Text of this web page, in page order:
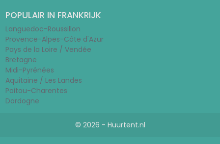
POPULAIR IN FRANKRIJK
Languedoc-Roussillon
Provence-Alpes-Côte d'Azur
Pays de la Loire / Vendée
Bretagne
Midi-Pyrénées
Aquitaine / Les Landes
Poitou-Charentes
Dordogne
© 2026 - Huurtent.nl